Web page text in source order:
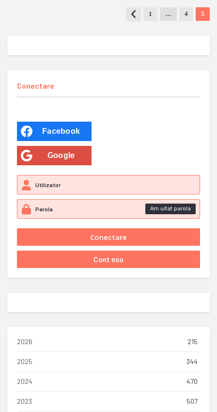
1 … 4 5
Conectare
Facebook
Google
Am uitat parola
2026 215
2025 344
2024 470
2023 507